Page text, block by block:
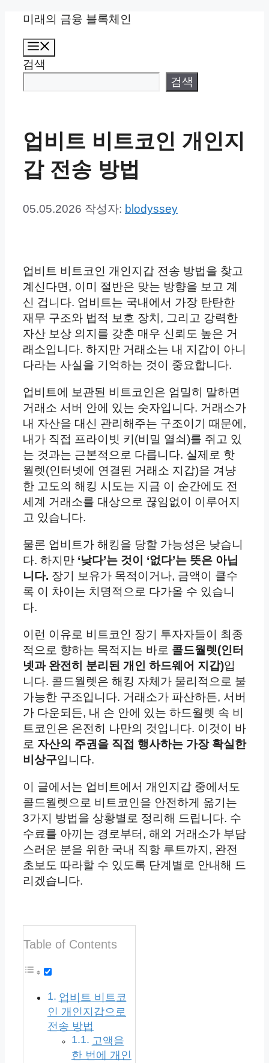
미래의 금융 블록체인
검색
검색
업비트 비트코인 개인지
갑 전송 방법
05.05.2026 작성자: blodyssey
업비트 비트코인 개인지갑 전송 방법을 찾고
계신다면, 이미 절반은 맞는 방향을 보고 계
신 겁니다. 업비트는 국내에서 가장 탄탄한
재무 구조와 법적 보호 장치, 그리고 강력한
자산 보상 의지를 갖춘 매우 신뢰도 높은 거
래소입니다. 하지만 거래소는 내 지갑이 아니
다라는 사실을 기억하는 것이 중요합니다.
업비트에 보관된 비트코인은 엄밀히 말하면
거래소 서버 안에 있는 숫자입니다. 거래소가
내 자산을 대신 관리해주는 구조이기 때문에,
내가 직접 프라이빗 키(비밀 열쇠)를 쥐고 있
는 것과는 근본적으로 다릅니다. 실제로 핫
월렛(인터넷에 연결된 거래소 지갑)을 겨냥
한 고도의 해킹 시도는 지금 이 순간에도 전
세계 거래소를 대상으로 끊임없이 이루어지
고 있습니다.
물론 업비트가 해킹을 당할 가능성은 낮습니
다. 하지만 ‘낮다’는 것이 ‘없다’는 뜻은 아닙
니다. 장기 보유가 목적이거나, 금액이 클수
록 이 차이는 치명적으로 다가올 수 있습니
다.
이런 이유로 비트코인 장기 투자자들이 최종
적으로 향하는 목적지는 바로 콜드월렛(인터
넷과 완전히 분리된 개인 하드웨어 지갑)입
니다. 콜드월렛은 해킹 자체가 물리적으로 불
가능한 구조입니다. 거래소가 파산하든, 서버
가 다운되든, 내 손 안에 있는 하드월렛 속 비
트코인은 온전히 나만의 것입니다. 이것이 바
로 자산의 주권을 직접 행사하는 가장 확실한
비상구입니다.
이 글에서는 업비트에서 개인지갑 중에서도
콜드월렛으로 비트코인을 안전하게 옮기는
3가지 방법을 상황별로 정리해 드립니다. 수
수료를 아끼는 경로부터, 해외 거래소가 부담
스러운 분을 위한 국내 직항 루트까지, 완전
초보도 따라할 수 있도록 단계별로 안내해 드
리겠습니다.
Table of Contents
업비트 비트코
인 개인지갑으로
전송 방법
고액을
한 번에 개인